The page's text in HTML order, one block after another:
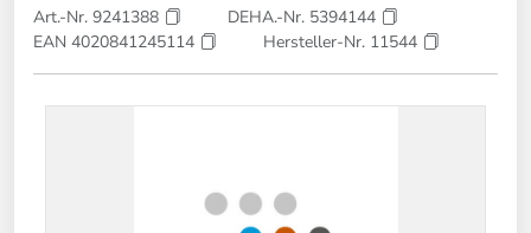
Art.-Nr. 9241388
DEHA.-Nr. 5394144
EAN 4020841245114
Hersteller-Nr. 11544